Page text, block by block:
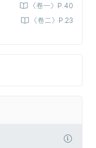
〈卷一〉P.40
〈卷二〉P.23